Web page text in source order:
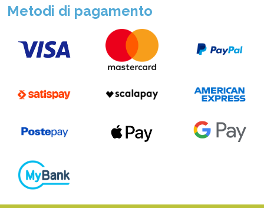
Metodi di pagamento